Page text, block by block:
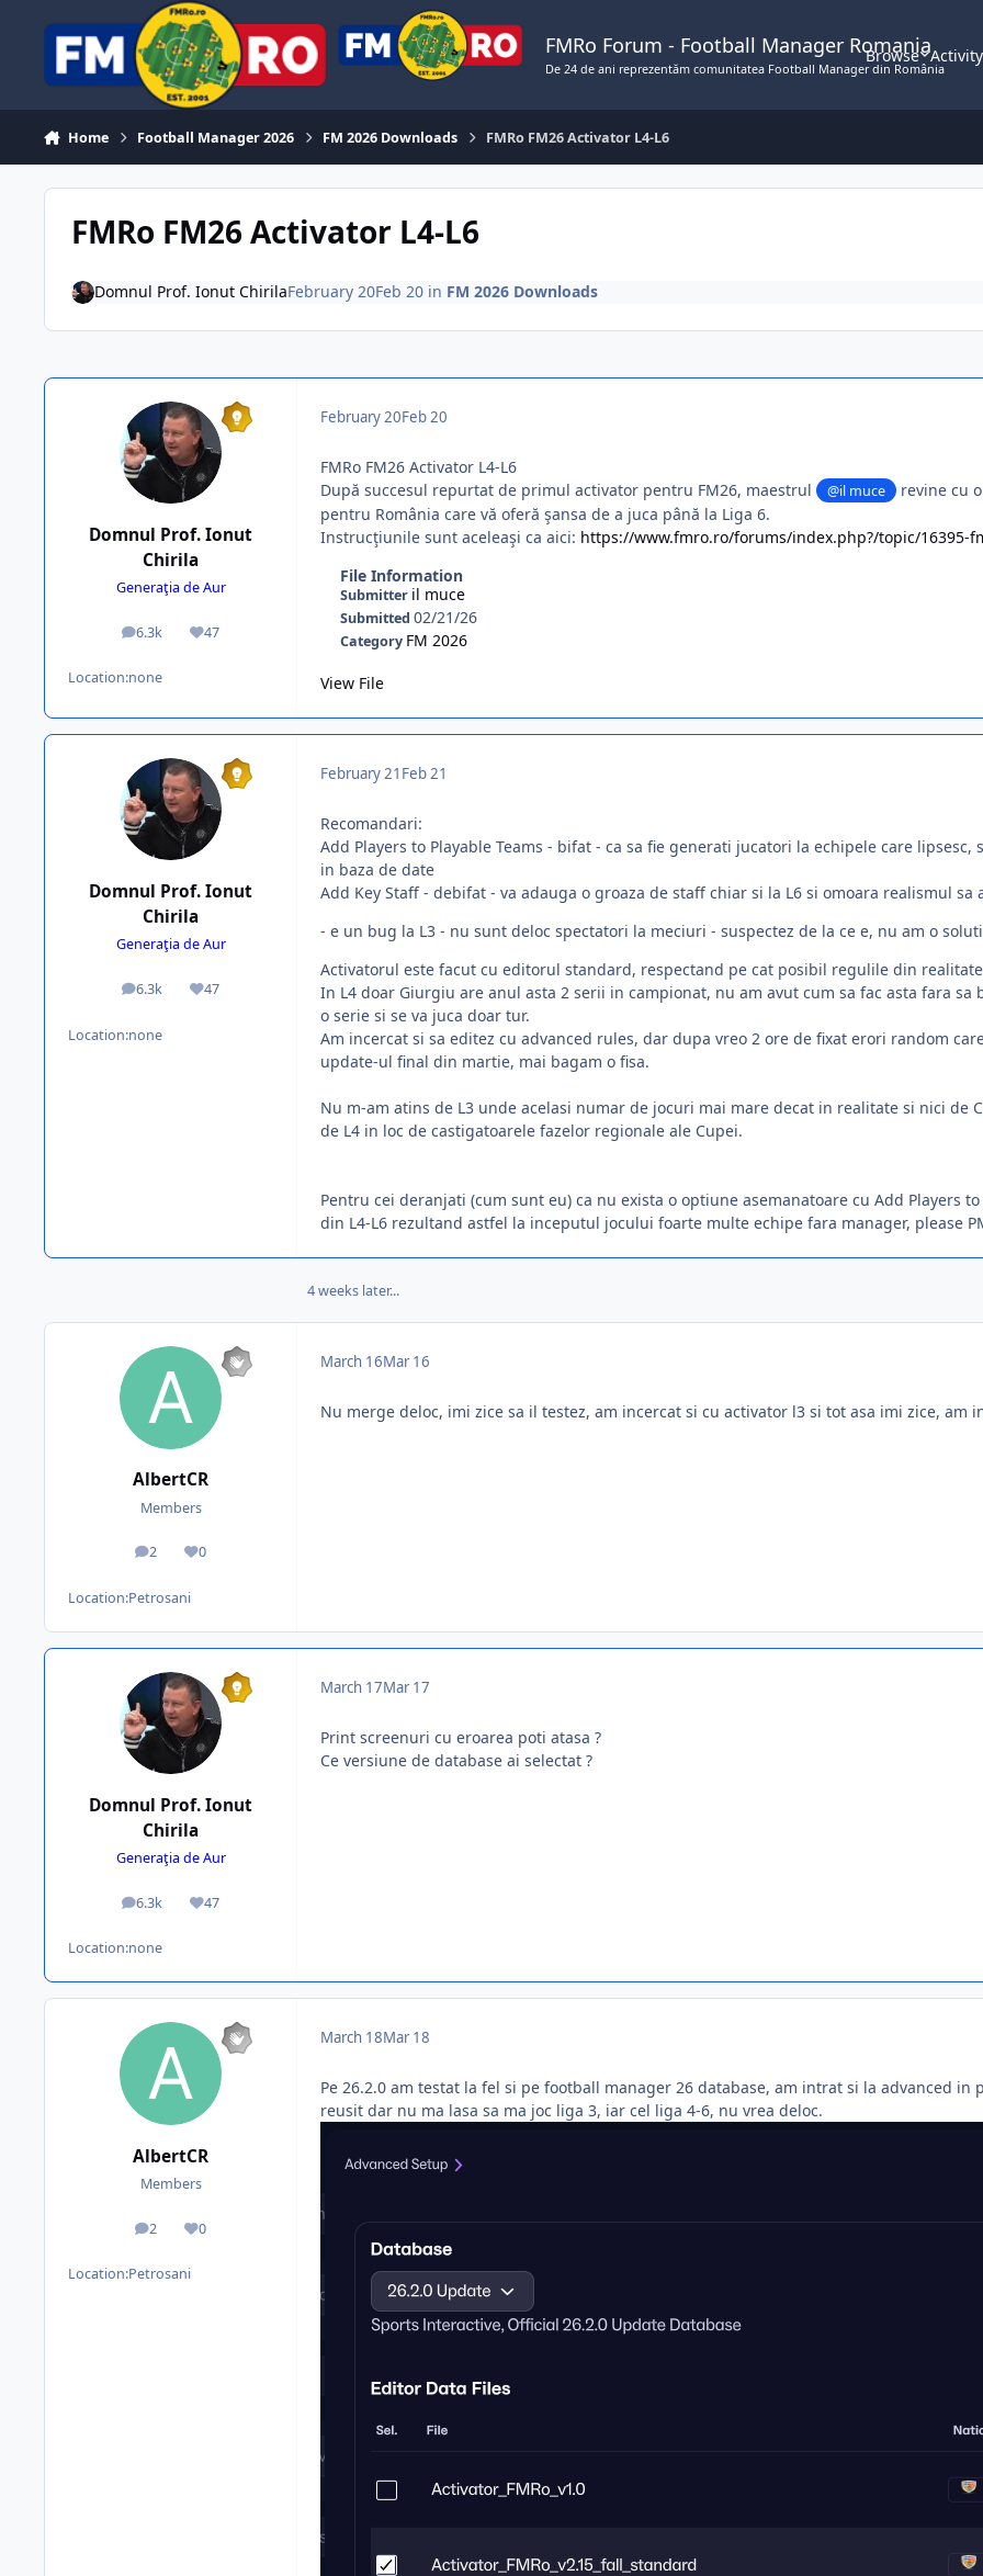
FMRo Forum - Football Manager Romania
De 24 de ani reprezentăm comunitatea Football Manager din România
Browse Activity
Home Football Manager 2026 FM 2026 Downloads FMRo FM26 Activator L4-L6
FMRo FM26 Activator L4-L6
Domnul Prof. Ionut ChirilaFebruary 20Feb 20in FM 2026 Downloads
Domnul Prof. Ionut
Chirila
Generaţia de Aur
6.3k
posts 47
Reputation
Location:none
February 20Feb 20
FMRo FM26 Activator L4-L6
După succesul repurtat de primul activator pentru FM26, maestrul
@il muce
revine cu
pentru România care vă oferă şansa de a juca până la Liga 6.
Instrucţiunile sunt aceleaşi ca aici: https://www.fmro.ro/forums/index.php?/topic/16395-
File Information
Submitter il muce
Submitted02/21/26
Category FM 2026
View File
Domnul Prof. Ionut
Chirila
Generaţia de Aur
6.3k
posts 47
Reputation
Location:none
February 21 Feb 21
Recomandari:
Add Players to Playable Teams - bifat - ca sa fie generati jucatori la echipele care
in baza de date
Add Key Staff - debifat - va adauga o groaza de staff chiar si la L6 si omoara realismul
- e un bug la L3 - nu sunt deloc spectatori la meciuri - suspectez de la ce e, nu am o
Activatorul este facut cu editorul standard, respectand pe cat posibil regulile din realitate
In L4 doar Giurgiu are anul asta 2 serii in campionat, nu am avut cum sa fac asta fara
o serie si se va juca doar tur.
Am incercat si sa editez cu advanced rules, dar dupa vreo 2 ore de fixat erori random
update-ul final din martie, mai bagam o fisa.
Nu m-am atins de L3 unde acelasi numar de jocuri mai mare decat in realitate si nici de
de L4 in loc de castigatoarele fazelor regionale ale Cupei.
Pentru cei deranjati (cum sunt eu) ca nu exista o optiune asemanatoare cu Add Players
din L4-L6 rezultand astfel la inceputul jocului foarte multe echipe fara manager, please
4 weeks later...
AlbertCR
Members
2
posts 0
Reputation
Location:Petrosani
March 16Mar 16
Nu merge deloc, imi zice sa il testez, am incercat si cu activator l3 si tot asa imi zice, am
Domnul Prof. Ionut
Chirila
Generaţia de Aur
6.3k
posts 47
Reputation
Location:none
March 17Mar 17
Print screenuri cu eroarea poti atasa ?
Ce versiune de database ai selectat ?
AlbertCR
Members
2
posts 0
Reputation
Location:Petrosani
March 18Mar 18
Pe 26.2.0 am testat la fel si pe football manager 26 database, am intrat si la advanced
reusit dar nu ma lasa sa ma joc liga 3, iar cel liga 4-6, nu vrea deloc.